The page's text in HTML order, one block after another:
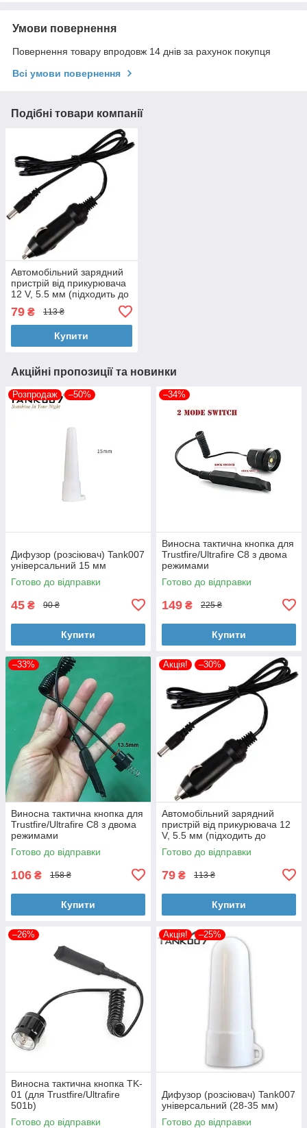
Умови повернення
Повернення товару впродовж 14 днів за рахунок покупця
Всі умови повернення
Подібні товари компанії
Автомобільний зарядний
пристрій від прикурювача
12 V, 5.5 мм (підходить до
LiitoKala, XTAR)
79 ₴ 113 ₴
Купити
Акційні пропозиції та новинки
Розпродаж –50%
Дифузор (розсіювач) Tank007
універсальний 15 мм
Готово до відправки
45 ₴ 90 ₴
Купити
–34%
Виносна тактична кнопка для
Trustfire/Ultrafire C8 з двома
режимами
Готово до відправки
149 ₴ 225 ₴
Купити
–33%
Виносна тактична кнопка для
Trustfire/Ultrafire C8 з двома
режимами
Готово до відправки
106 ₴ 158 ₴
Купити
Акція! –30%
Автомобільний зарядний
пристрій від прикурювача 12
V, 5.5 мм (підходить до
зарядних Nitecore, LiitoKala,
XTAR)
Готово до відправки
79 ₴ 113 ₴
Купити
–26%
Виносна тактична кнопка TK-
01 (для Trustfire/Ultrafire
501b)
Готово до відправки
Акція! –25%
Дифузор (розсіювач) Tank007
універсальний (28-35 мм)
Готово до відправки